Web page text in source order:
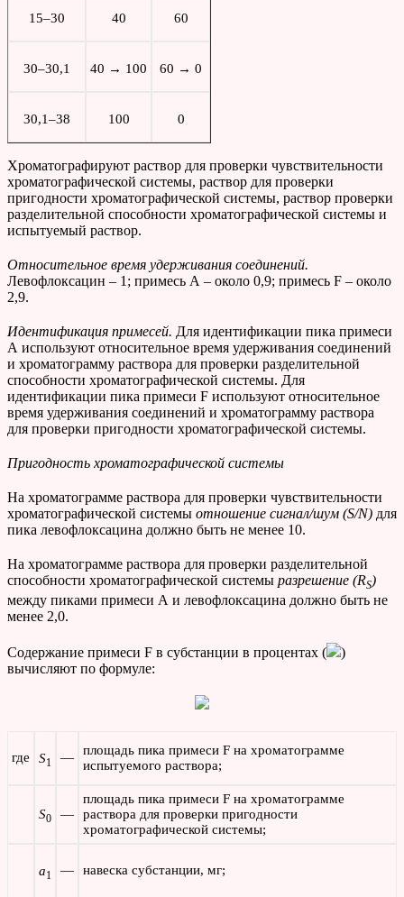
15–30 40 60
30–30,1 40 → 100 60 → 0
30,1–38 100 0
Хроматографируют раствор для проверки чувствительности
хроматографической системы, раствор для проверки
пригодности хроматографической системы, раствор проверки
разделительной способности хроматографической системы и
испытуемый раствор.
Относительное время удерживания соединений.
Левофлоксацин – 1; примесь А – около 0,9; примесь F – около
2,9.
Идентификация примесей. Для идентификации пика примеси
А используют относительное время удерживания соединений
и хроматограмму раствора для проверки разделительной
способности хроматографической системы. Для
идентификации пика примеси F используют относительное
время удерживания соединений и хроматограмму раствора
для проверки пригодности хроматографической системы.
Пригодность хроматографической системы
На хроматограмме раствора для проверки чувствительности
хроматографической системы отношение сигнал/шум (S/N) для
пика левофлоксацина должно быть не менее 10.
На хроматограмме раствора для проверки разделительной
способности хроматографической системы разрешение (RS)
между пиками примеси А и левофлоксацина должно быть не
менее 2,0.
Содержание примеси F в субстанции в процентах (
)
вычисляют по формуле:
где S1 —
площадь пика примеси F на хроматограмме
испытуемого раствора;
S0 —
площадь пика примеси F на хроматограмме
раствора для проверки пригодности
хроматографической системы;
а1 — навеска субстанции, мг;